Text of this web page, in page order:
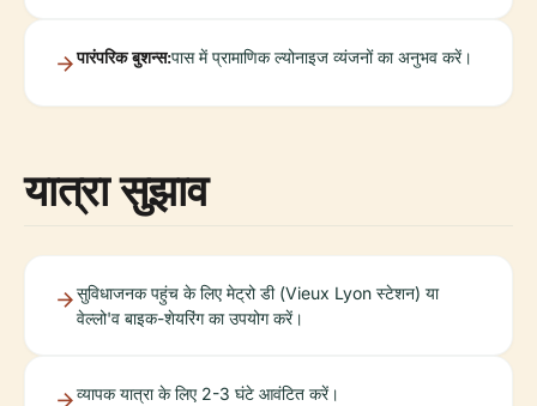
पारंपरिक बुशन्स:पास में प्रामाणिक ल्योनाइज व्यंजनों का अनुभव करें।
यात्रा सुझाव
सुविधाजनक पहुंच के लिए मेट्रो डी (Vieux Lyon स्टेशन) या
वेल्लो'व बाइक-शेयरिंग का उपयोग करें।
व्यापक यात्रा के लिए 2-3 घंटे आवंटित करें।